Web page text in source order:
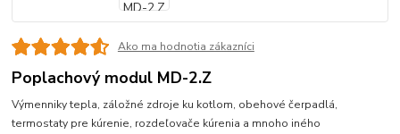
Ako ma hodnotia zákazníci
Poplachový modul MD-2.Z
Výmenniky tepla, záložné zdroje ku kotlom, obehové čerpadlá,
termostaty pre kúrenie, rozdeľovače kúrenia a mnoho iného